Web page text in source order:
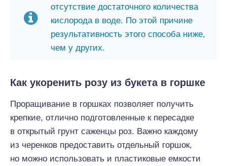
отсутствие достаточного количества
кислорода в воде. По этой причине
результативность этого способа ниже,
чем у других.
Как укоренить розу из букета в горшке
Проращивание в горшках позволяет получить
крепкие, отлично подготовленные к пересадке
в открытый грунт саженцы роз. Важно каждому
из черенков предоставить отдельный горшок,
но можно использовать и пластиковые емкости